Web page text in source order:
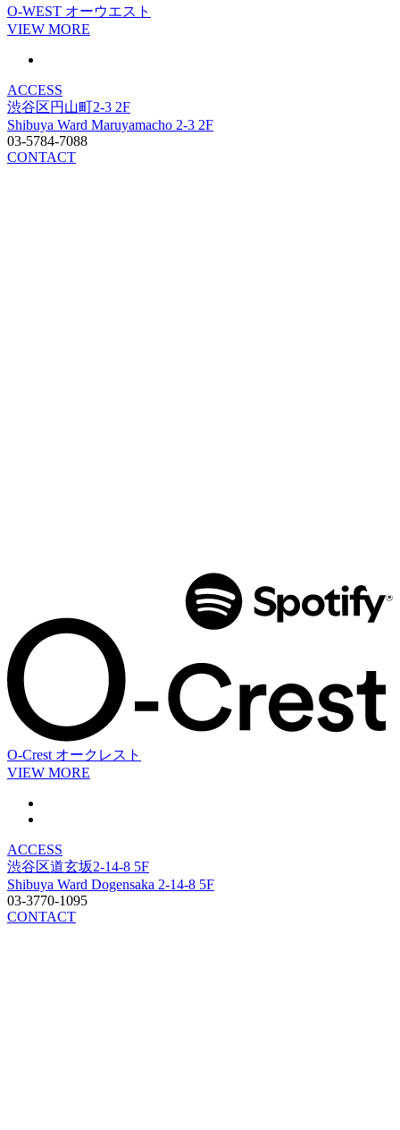
O-WEST オーウエスト
VIEW MORE
ACCESS
渋谷区円山町2-3 2F
Shibuya Ward Maruyamacho 2-3 2F
03-5784-7088
CONTACT
O-Crest オークレスト
VIEW MORE
ACCESS
渋谷区道玄坂2-14-8 5F
Shibuya Ward Dogensaka 2-14-8 5F
03-3770-1095
CONTACT